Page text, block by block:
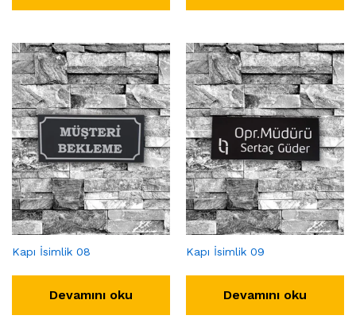
Kapı İsimlik 08
Devamını oku
Kapı İsimlik 09
Devamını oku